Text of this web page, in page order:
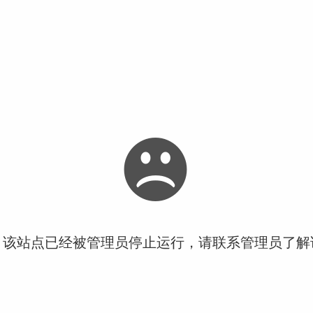
站点已经被管理员停止运行，请联系管理员了